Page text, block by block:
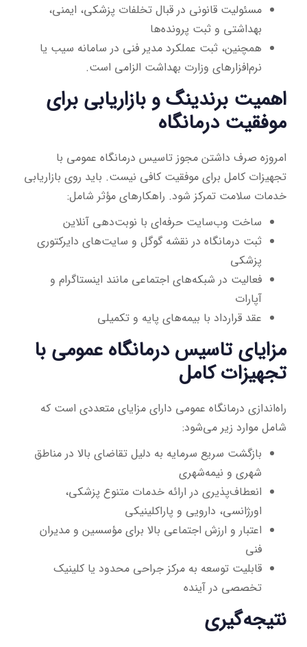
مسئولیت قانونی در قبال تخلفات پزشکی، ایمنی،
بهداشتی و ثبت پرونده‌ها
همچنین، ثبت عملکرد مدیر فنی در سامانه سیب یا
نرم‌افزارهای وزارت بهداشت الزامی است.
اهمیت برندینگ و بازاریابی برای
موفقیت درمانگاه
امروزه صرف داشتن مجوز تاسیس درمانگاه عمومی با
تجهیزات کامل برای موفقیت کافی نیست. باید روی بازاریابی
خدمات سلامت تمرکز شود. راهکارهای مؤثر شامل:
ساخت وب‌سایت حرفه‌ای با نوبت‌دهی آنلاین
ثبت درمانگاه در نقشه گوگل و سایت‌های دایرکتوری
پزشکی
فعالیت در شبکه‌های اجتماعی مانند اینستاگرام و
آپارات
عقد قرارداد با بیمه‌های پایه و تکمیلی
مزایای تاسیس درمانگاه عمومی با
تجهیزات کامل
راه‌اندازی درمانگاه عمومی دارای مزایای متعددی است که
شامل موارد زیر می‌شود:
بازگشت سریع سرمایه به دلیل تقاضای بالا در مناطق
شهری و نیمه‌شهری
انعطاف‌پذیری در ارائه خدمات متنوع پزشکی،
اورژانسی، دارویی و پاراکلینیکی
اعتبار و ارزش اجتماعی بالا برای مؤسسین و مدیران
فنی
قابلیت توسعه به مرکز جراحی محدود یا کلینیک
تخصصی در آینده
نتیجه‌گیری